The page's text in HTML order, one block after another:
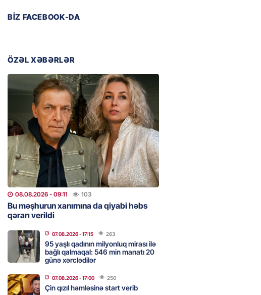
17 yaşlı qızın nişanında mediaya hücum
Bu məşhurun xanımına da qiyabi həbs
qərarı verildi
08.08.2026- 09:11 103
GÜNDƏM
Qanunsuz cərrahiyyə təhlükəsi:
“Universal Hospital”da sertifikatsız
həkim skandalı
07.08.2026 381
MANŞET
AAYDA-nın tərəzi məntəqələrindən
şikayət -156 ya yaşıl, vətəndaşa qırmızı
işıq?
07.08.2026 - 18:00 144
GÜNDƏM
Hərbi xidmətə görə rüşvət alan vəzifəli
BIZ FACEBOOK-DA
ÖZƏL XƏBƏRLƏR
08.08.2026 - 09:11 103
Bu məşhurun xanımına da qiyabi həbs
qərarı verildi
07.08.2026- 17:15 263
95 yaşlı qadının milyonluq mirası ilə
bağlı qalmaqal: 546 min manatı 20
günə xərclədilər
07.08.2026- 17:00 250
Çin qızıl həmləsinə start verib